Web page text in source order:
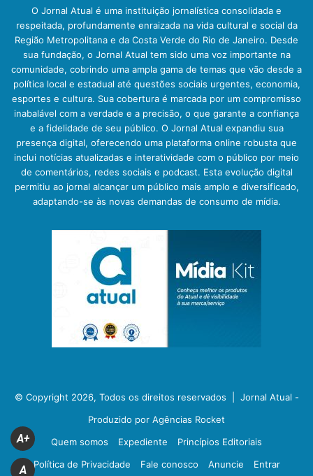
O Jornal Atual é uma instituição jornalística consolidada e
respeitada, profundamente enraizada na vida cultural e social da
Região Metropolitana e da Costa Verde do Rio de Janeiro. Desde
sua fundação, o Jornal Atual tem sido uma voz importante na
comunidade, cobrindo uma ampla gama de temas que vão desde a
política local e estadual até questões sociais urgentes, economia,
esportes e cultura. Sua cobertura é marcada por um compromisso
inabalável com a verdade e a precisão, o que garante a confiança
e a fidelidade de seu público. O Jornal Atual expandiu sua
presença digital, oferecendo uma plataforma online robusta que
inclui notícias atualizadas e interatividade com o público por meio
de comentários, redes sociais e podcast. Esta evolução digital
permitiu ao jornal alcançar um público mais amplo e diversificado,
adaptando-se às novas demandas de consumo de mídia.
© Copyright 2026, Todos os direitos reservados | Jornal Atual -
Produzido por Agências Rocket
Quem somos
Expediente
Princípios Editoriais
Política de Privacidade
Fale conosco Anuncie Entrar
A+
A